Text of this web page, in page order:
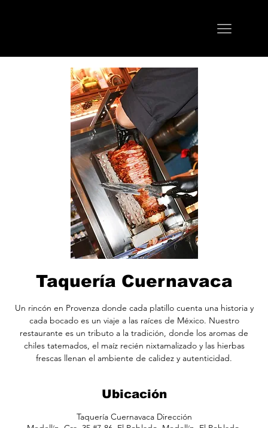
Taquería Cuernavaca
Un rincón en Provenza donde cada platillo cuenta una historia y
cada bocado es un viaje a las raíces de México. Nuestro
restaurante es un tributo a la tradición, donde los aromas de
chiles tatemados, el maíz recién nixtamalizado y las hierbas
frescas llenan el ambiente de calidez y autenticidad.
Ubicación
Taquería Cuernavaca Dirección